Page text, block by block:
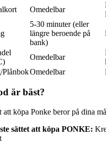
bästa handlarna
Omedelbar
5-30 minuter (eller
längre beroende på
bank)
Omedelbar
Omedelbar
är bäst?
att köpa Ponke beror på dina
sättet att köpa PONKE: